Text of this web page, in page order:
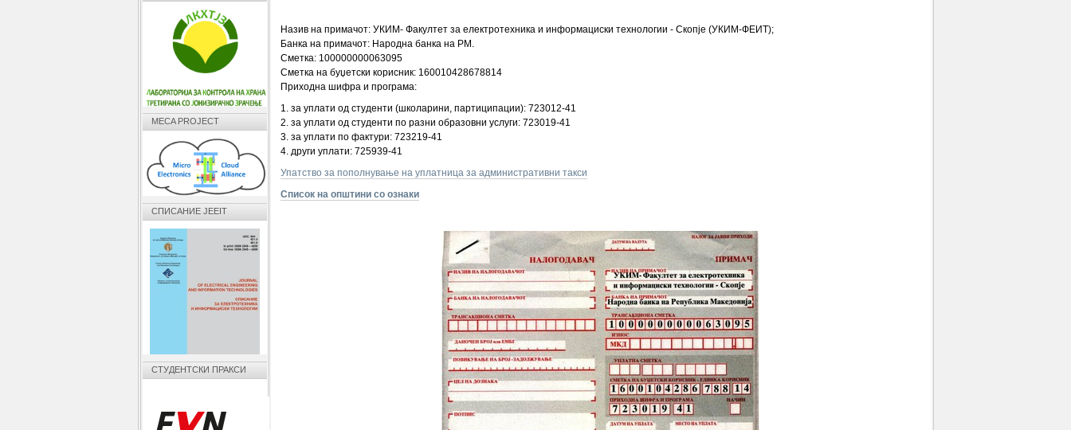
Назив на примачот: УКИМ- Факултет за електротехника и информациски технологии - Скопје (УКИМ-ФЕИТ);
Банка на примачот: Народна банка на РМ.
Сметка: 100000000063095
Сметка на буџетски корисник: 160010428678814
Приходна шифра и програма:
1. за уплати од студенти (школарини, партиципации): 723012-41
2. за уплати од студенти по разни образовни услуги: 723019-41
3. за уплати по фактури: 723219-41
4. други уплати: 725939-41
Упатство за пополнување на уплатница за административни такси
Список на општини со ознаки
MECA PROJECT
СПИСАНИЕ JEEIT
СТУДЕНТСКИ ПРАКСИ